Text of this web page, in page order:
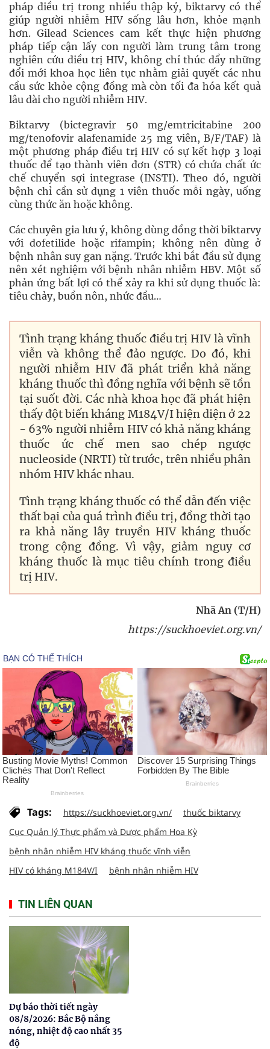
pháp điều trị trong nhiều thập kỷ, biktarvy có thể
giúp người nhiễm HIV sống lâu hơn, khỏe mạnh
hơn. Gilead Sciences cam kết thực hiện phương
pháp tiếp cận lấy con người làm trung tâm trong
nghiên cứu điều trị HIV, không chỉ thúc đẩy những
đổi mới khoa học liên tục nhằm giải quyết các nhu
cầu sức khỏe cộng đồng mà còn tối đa hóa kết quả
lâu dài cho người nhiễm HIV.
Biktarvy (bictegravir 50 mg/emtricitabine 200
mg/tenofovir alafenamide 25 mg viên, B/F/TAF) là
một phương pháp điều trị HIV có sự kết hợp 3 loại
thuốc để tạo thành viên đơn (STR) có chứa chất ức
chế chuyển sợi integrase (INSTI). Theo đó, người
bệnh chỉ cần sử dụng 1 viên thuốc mỗi ngày, uống
cùng thức ăn hoặc không.
Các chuyên gia lưu ý, không dùng đồng thời biktarvy
với dofetilide hoặc rifampin; không nên dùng ở
bệnh nhân suy gan nặng. Trước khi bắt đầu sử dụng
nên xét nghiệm với bệnh nhân nhiễm HBV. Một số
phản ứng bất lợi có thể xảy ra khi sử dụng thuốc là:
tiêu chảy, buồn nôn, nhức đầu…
Tình trạng kháng thuốc điều trị HIV là vĩnh
viễn và không thể đảo ngược. Do đó, khi
người nhiễm HIV đã phát triển khả năng
kháng thuốc thì đồng nghĩa với bệnh sẽ tồn
tại suốt đời. Các nhà khoa học đã phát hiện
thấy đột biến kháng M184V/I hiện diện ở 22
- 63% người nhiễm HIV có khả năng kháng
thuốc ức chế men sao chép ngược
nucleoside (NRTI) từ trước, trên nhiều phân
nhóm HIV khác nhau.
Tình trạng kháng thuốc có thể dẫn đến việc
thất bại của quá trình điều trị, đồng thời tạo
ra khả năng lây truyền HIV kháng thuốc
trong cộng đồng. Vì vậy, giảm nguy cơ
kháng thuốc là mục tiêu chính trong điều
trị HIV.
Nhã An (T/H)
https://suckhoeviet.org.vn/
Tags: https://suckhoeviet.org.vn/
thuốc biktarvy
Cục Quản lý Thực phẩm và Dược phẩm Hoa Kỳ
bệnh nhân nhiễm HIV kháng thuốc vĩnh viễn
HIV có kháng M184V/I
bệnh nhân nhiễm HIV
TIN LIÊN QUAN
Dự báo thời tiết ngày
08/8/2026: Bắc Bộ nắng
nóng, nhiệt độ cao nhất 35
độ